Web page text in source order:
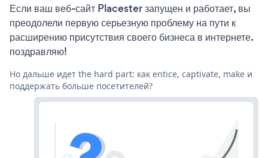
Если ваш веб-сайт Placester запущен и работает, вы
преодолели первую серьезную проблему на пути к
расширению присутствия своего бизнеса в интернете.
поздравляю!
Но дальше идет the hard part: как entice, captivate, make и
поддержать больше посетителей?